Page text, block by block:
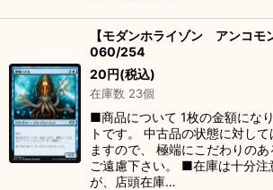
【モダンホライゾン アンコモ
060/254
20円(税込)
在庫数 23個
■商品について 1枚の金額にな
トです。 中古品の状態に対し
ますので、 極端にこだわりの
ご遠慮下さい。 ■在庫は十分注
が、店頭在庫…